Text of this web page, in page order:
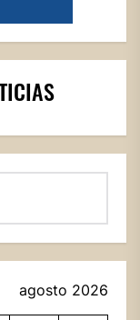
agosto 2026